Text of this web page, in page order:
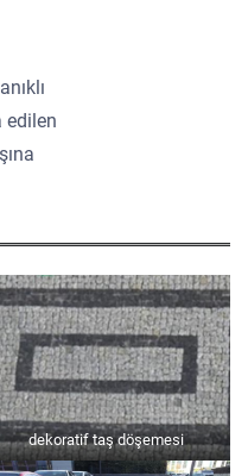
edilen
dekoratif taş döşemesi